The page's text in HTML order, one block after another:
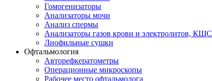
Гомогенизаторы
Анализаторы мочи
Анализ спермы
Анализаторы газов крови и электролитов, КЩС
Лиофильные сушки
Офтальмология
Авторефкератометры
Операционные микроскопы
Рабочее место офтальмолога